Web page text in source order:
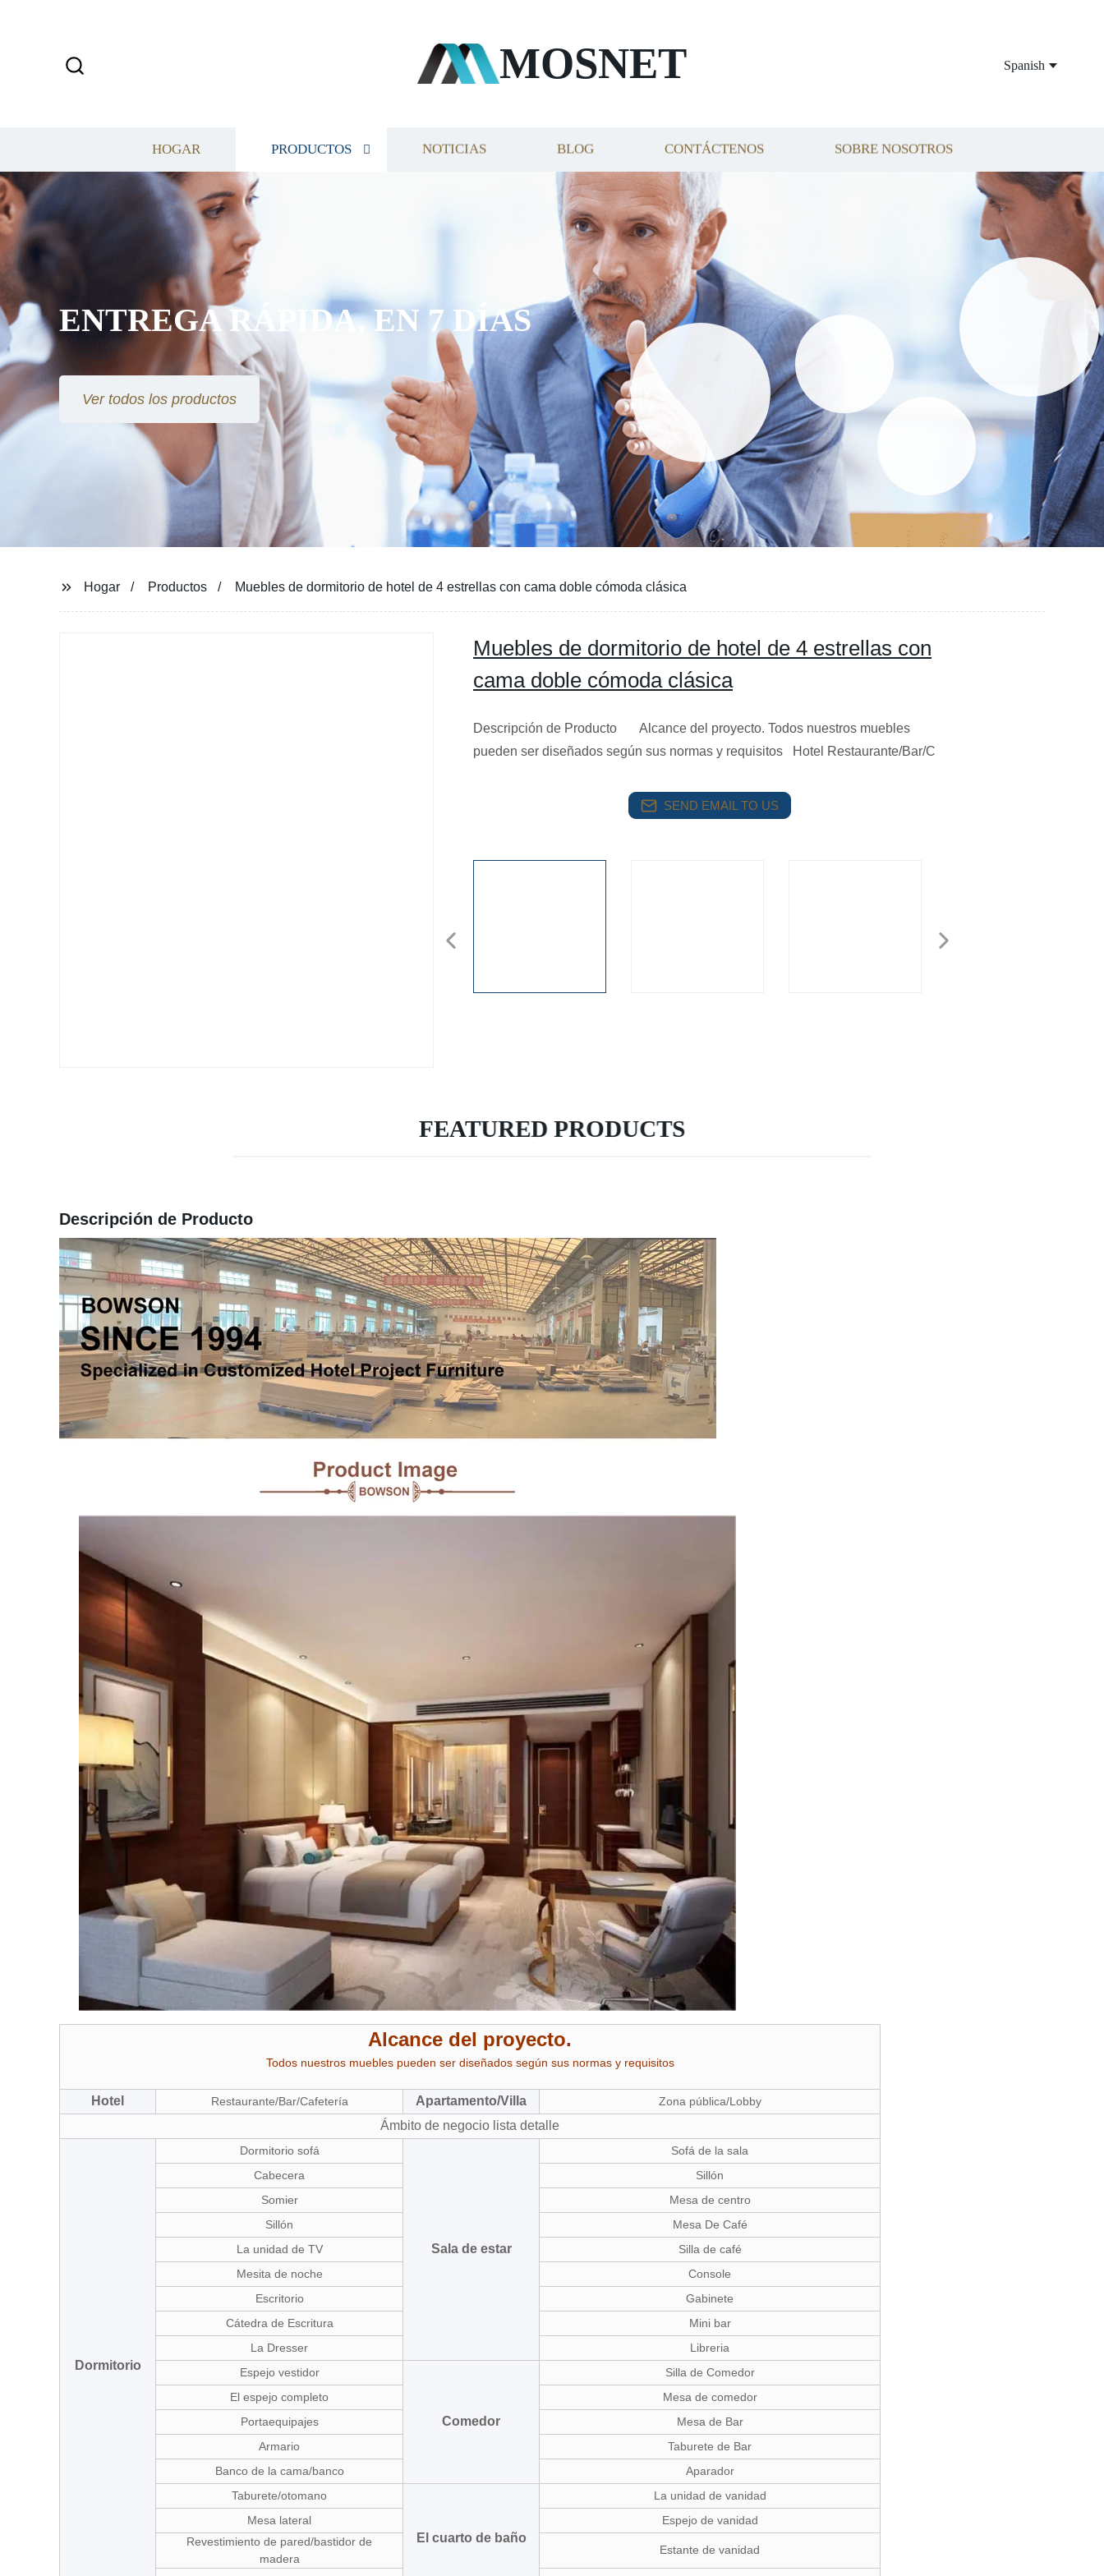
MOSNET Spanish
HOGAR PRODUCTOS NOTICIAS BLOG CONTÁCTENOS SOBRE NOSOTROS
ENTREGA RÁPIDA, EN 7 DÍAS
Ver todos los productos
Hogar Productos Muebles de dormitorio de hotel de 4 estrellas con cama doble cómoda clásica
Muebles de dormitorio de hotel de 4 estrellas con
cama doble cómoda clásica
Descripción de Producto Alcance del proyecto. Todos nuestros muebles
pueden ser diseñados según sus normas y requisitos Hotel Restaurante/Bar/C
SEND EMAIL TO US
FEATURED PRODUCTS
Descripción de Producto
Alcance del proyecto.
Todos nuestros muebles pueden ser diseñados según sus normas y requisitos
Hotel Restaurante/Bar/Cafetería Apartamento/Villa Zona pública/Lobby
Ámbito de negocio lista detalle
Dormitorio
Dormitorio sofá
Sala de estar
Sofá de la sala
Cabecera
Sillón
Somier
Mesa de centro
Sillón
Mesa De Café
La unidad de TV
Silla de café
Mesita de noche
Console
Escritorio
Gabinete
Cátedra de Escritura
Mini bar
La Dresser
Libreria
Espejo vestidor
Comedor
Silla de Comedor
El espejo completo
Mesa de comedor
Portaequipajes
Mesa de Bar
Armario
Taburete de Bar
Banco de la cama/banco
Aparador
Taburete/otomano
El cuarto de baño
La unidad de vanidad
Mesa lateral
Espejo de vanidad
Revestimiento de pared/bastidor de
madera
Estante de vanidad